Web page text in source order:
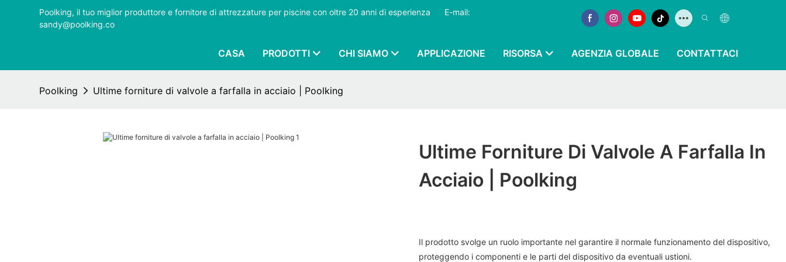
Poolking, il tuo miglior produttore e fornitore di attrezzature per piscine con oltre 20 anni di esperienza
E-mail:
sandy@poolking.co
CASA PRODOTTI CHI SIAMO APPLICAZIONE RISORSA AGENZIA GLOBALE CONTATTACI
Poolking Ultime forniture di valvole a farfalla in acciaio | Poolking
Ultime Forniture Di Valvole A Farfalla In
Acciaio | Poolking
Il prodotto svolge un ruolo importante nel garantire il normale funzionamento del dispositivo,
proteggendo i componenti e le parti del dispositivo da eventuali ustioni.